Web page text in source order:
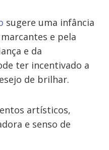
sugere uma infância
e pela
e da
ter incentivado a
de brilhar.
artísticos,
e senso de